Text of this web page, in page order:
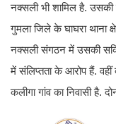
नक्सली भी शामिल है.
गुमला जिले के घाघरा थाना
नक्सली संगठन में उसकी
में संलिप्तता के आरोप हैं.
कलीगा गांव का निवासी